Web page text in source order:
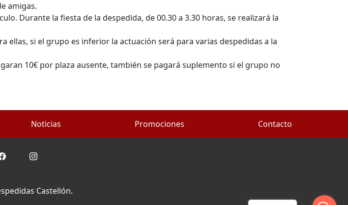
amigas.
Durante la fiesta de la despedida, de 00.30 a 3.30 horas, se realizará la
ellas, si el grupo es inferior la actuación será para varias despedidas a la
10€ por plaza ausente, también se pagará suplemento si el grupo no
Noticias Promociones Contacto
Castellón.